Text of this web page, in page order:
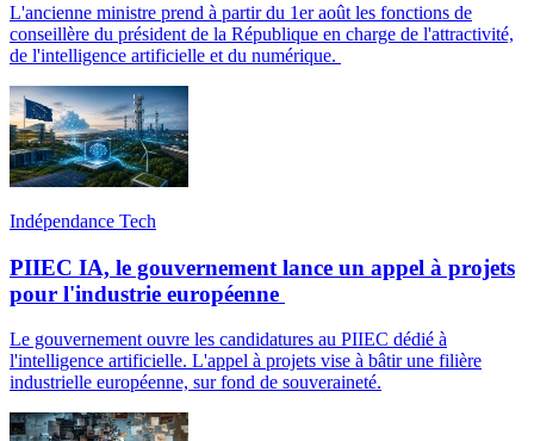
L'ancienne ministre prend à partir du 1er août les fonctions de
conseillère du président de la République en charge de l'attractivité,
de l'intelligence artificielle et du numérique.
Indépendance Tech
PIIEC IA, le gouvernement lance un appel à projets
pour l'industrie européenne
Le gouvernement ouvre les candidatures au PIIEC dédié à
l'intelligence artificielle. L'appel à projets vise à bâtir une filière
industrielle européenne, sur fond de souveraineté.